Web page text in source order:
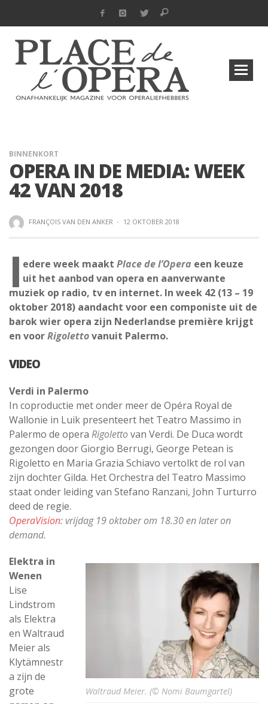
BINNENKORT
OPERA IN DE MEDIA: WEEK
42 VAN 2018
FRANÇOIS VAN DEN ANKER · 12 OKTOBER 2018
I edere week maakt Place de l’Opera een keuze
uit het aanbod van opera en aanverwante
muziek op radio, tv en internet. In week 42 (13 – 19
oktober 2018) aandacht voor een componiste uit de
barok wier opera zijn Nederlandse première krijgt
en voorRigolettovanuit Palermo.
VIDEO
Verdi in Palermo
In coproductie met onder meer de Opéra Royal de
Wallonie in Luik presenteert het Teatro Massimo in
Palermo de opera Rigolettovan Verdi. De Duca wordt
gezongen door Giorgio Berrugi, George Petean is
Rigoletto en Maria Grazia Schiavo vertolkt de rol van
zijn dochter Gilda. Het Orchestra del Teatro Massimo
staat onder leiding van Stefano Ranzani, John Turturro
deed de regie.
OperaVision: vrijdag 19 oktober om 18.30 en later on
demand.
Waltraud Meier. (© Nomi Baumgartel)
Elektra in
Wenen
Lise
Lindstrom
als Elektra
en Waltraud
Meier als
Klytämnestr
a zijn de
grote